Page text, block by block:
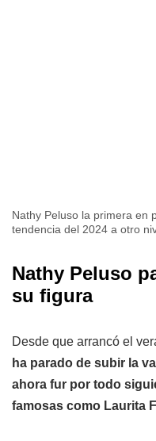
Nathy Peluso la primera en
tendencia del 2024 a otro
Nathy Peluso
su figura
Desde que arrancó el
ha parado de subir la
ahora fur por todo
famosas como Laurita